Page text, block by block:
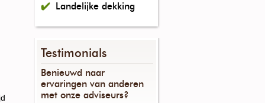
Landelijke dekking
Testimonials
Benieuwd naar
ervaringen van anderen
met onze adviseurs?